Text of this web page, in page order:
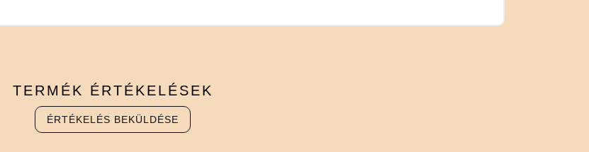
TERMÉK ÉRTÉKELÉSEK
ÉRTÉKELÉS BEKÜLDÉSE